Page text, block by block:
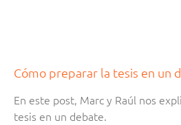
Cómo preparar la tesis en un
En este post, Marc y Raúl nos
tesis en un debate.